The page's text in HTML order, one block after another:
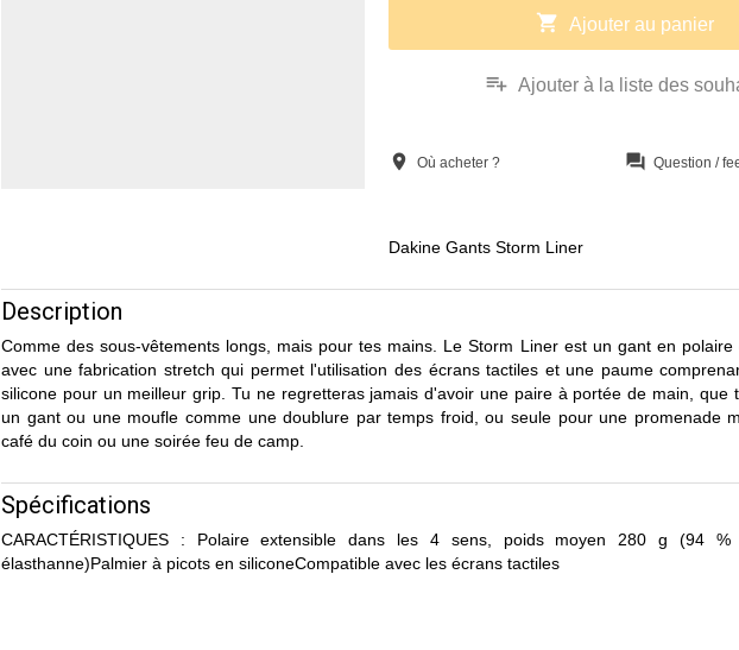
shopping_cart Ajouter au panier
playlist_add Ajouter à la liste des
location_on Où acheter ? question_answer Question /
Dakine Gants Storm Liner
Description
Comme des sous-vêtements longs, mais pour tes mains. Le Storm Liner est un gant en polaire
avec une fabrication stretch qui permet l'utilisation des écrans tactiles et une paume
silicone pour un meilleur grip. Tu ne regretteras jamais d'avoir une paire à portée de main, que
un gant ou une moufle comme une doublure par temps froid, ou seule pour une promenade
café du coin ou une soirée feu de camp.
Spécifications
CARACTÉRISTIQUES : Polaire extensible dans les 4 sens, poids moyen 280 g (94
élasthanne)Palmier à picots en siliconeCompatible avec les écrans tactiles